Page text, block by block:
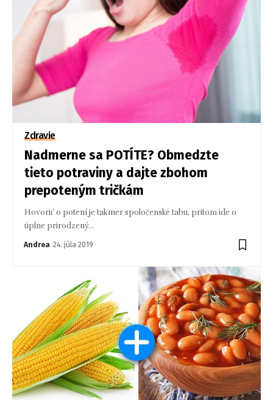
Zdravie
Nadmerne sa POTÍTE? Obmedzte
tieto potraviny a dajte zbohom
prepoteným tričkám
Hovoriť o potení je takmer spoločenské tabu, pritom ide o
úplne prirodzený…
Andrea 24. júla 2019